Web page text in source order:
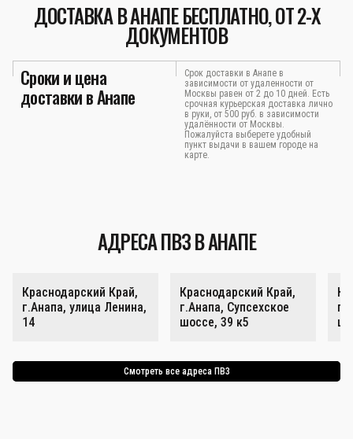
ДОСТАВКА В АНАПЕ БЕСПЛАТНО, ОТ 2-Х
ДОКУМЕНТОВ
Сроки и цена
доставки в Анапе
Срок доставки в Анапе в
зависимости от удаленности от
Москвы равен от 2 до 10 дней. Есть
срочная курьерская доставка лично
в руки, от 500 руб. в зависимости
удалённости от Москвы.
Пожалуйста выберете удобный
пункт выдачи в вашем городе на
карте.
АДРЕСА ПВЗ В АНАПЕ
Краснодарский Край,
г.Анапа, улица Ленина,
14
Краснодарский Край,
г.Анапа, Супсехское
шоссе, 39 к5
Смотреть все адреса ПВЗ